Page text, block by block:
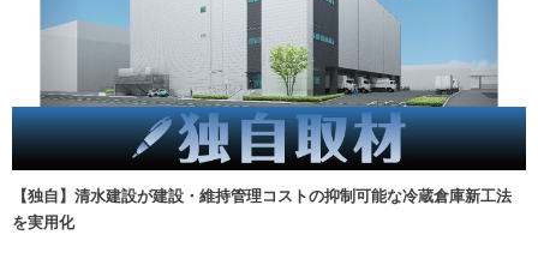
【独自】清水建設が建設・維持管理コストの抑制可能な冷蔵倉庫新工法
を実用化